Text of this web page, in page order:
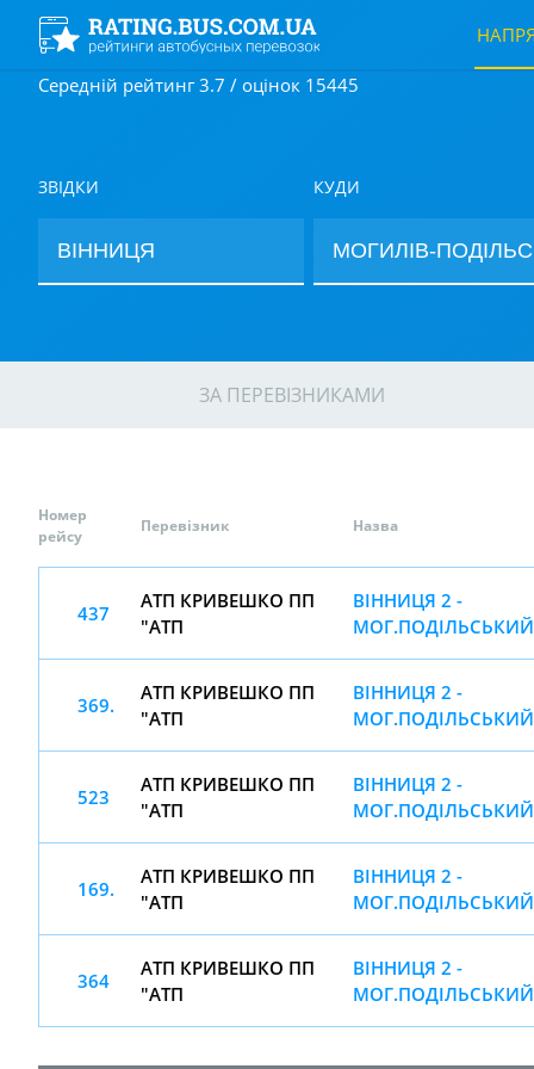
Середній рейтинг 3.7 / оцінок 15445
ЗВІДКИ КУДИ
ЗА ПЕРЕВІЗНИКАМИ
Номер
рейсу
Перевізник Назва
437
АТП КРИВЕШКО ПП
"АТП
ВІННИЦЯ 2 -
МОГ.ПОДІЛЬСЬКИЙ
369.
АТП КРИВЕШКО ПП
"АТП
ВІННИЦЯ 2 -
МОГ.ПОДІЛЬСЬКИЙ
523
АТП КРИВЕШКО ПП
"АТП
ВІННИЦЯ 2 -
МОГ.ПОДІЛЬСЬКИЙ
169.
АТП КРИВЕШКО ПП
"АТП
ВІННИЦЯ 2 -
МОГ.ПОДІЛЬСЬКИЙ
364
АТП КРИВЕШКО ПП
"АТП
ВІННИЦЯ 2 -
МОГ.ПОДІЛЬСЬКИЙ